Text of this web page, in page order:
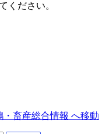
ください。
畜産総合情報 へ移動